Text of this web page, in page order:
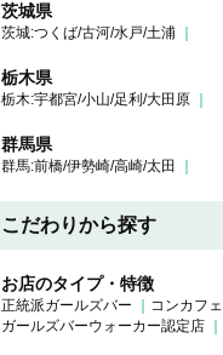
茨城県
茨城:つくば/古河/水戸/土浦
栃木県
栃木:宇都宮/小山/足利/大田原
群馬県
群馬:前橋/伊勢崎/高崎/太田
こだわりから探す
お店のタイプ・特徴
正統派ガールズバー コンカフェ
ガールズバーウォーカー認定店